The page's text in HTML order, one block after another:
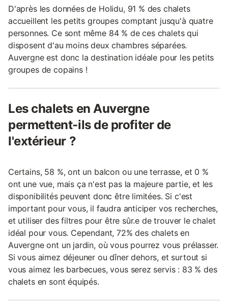
D'après les données de Holidu, 91 % des chalets
accueillent les petits groupes comptant jusqu'à quatre
personnes. Ce sont même 84 % de ces chalets qui
disposent d'au moins deux chambres séparées.
Auvergne est donc la destination idéale pour les petits
groupes de copains !
Les chalets en Auvergne
permettent-ils de profiter de
l'extérieur ?
Certains, 58 %, ont un balcon ou une terrasse, et 0 %
ont une vue, mais ça n'est pas la majeure partie, et les
disponibilités peuvent donc être limitées. Si c'est
important pour vous, il faudra anticiper vos recherches,
et utiliser des filtres pour être sûr.e de trouver le chalet
idéal pour vous. Cependant, 72% des chalets en
Auvergne ont un jardin, où vous pourrez vous prélasser.
Si vous aimez déjeuner ou dîner dehors, et surtout si
vous aimez les barbecues, vous serez servis : 83 % des
chalets en sont équipés.